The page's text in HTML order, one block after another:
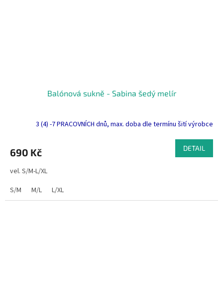
Balónová sukně - Sabina šedý melír
3 (4) -7 PRACOVNÍCH dnů, max. doba dle termínu šití výrobce
690 Kč DETAIL
vel. S/M-L/XL
S/M
M/L L/XL